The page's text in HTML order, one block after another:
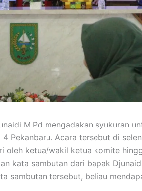
M.Pd mengadakan syukuran
Pekanbaru. Acara tersebut di
oleh ketua/wakil ketua komite
kata sambutan dari bapak
sambutan tersebut, beliau